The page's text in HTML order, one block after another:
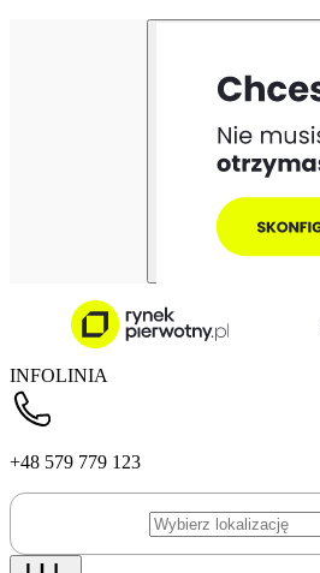
INFOLINIA
+48 579 779 123